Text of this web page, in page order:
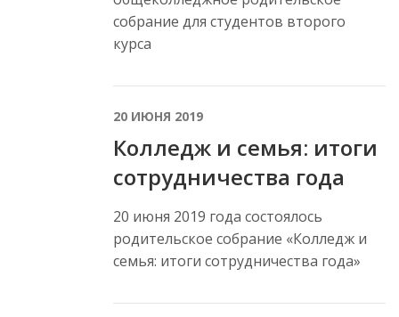
собрание для студентов второго
курса
20 ИЮНЯ 2019
Колледж и семья: итоги
сотрудничества года
20 июня 2019 года состоялось
родительское собрание «Колледж и
семья: итоги сотрудничества года»